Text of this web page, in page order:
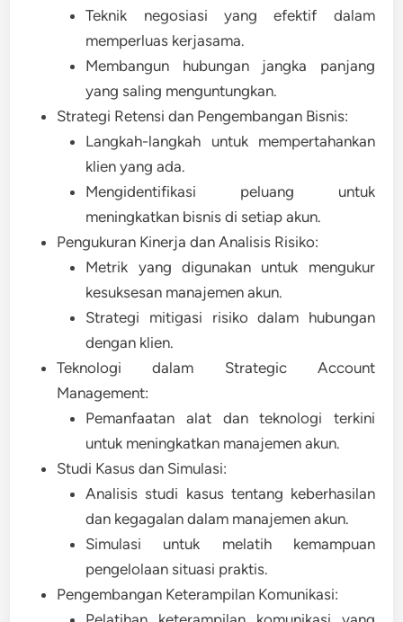
Teknik negosiasi yang efektif dalam
memperluas kerjasama.
Membangun hubungan jangka panjang
yang saling menguntungkan.
Strategi Retensi dan Pengembangan Bisnis:
Langkah-langkah untuk mempertahankan
klien yang ada.
Mengidentifikasi peluang untuk
meningkatkan bisnis di setiap akun.
Pengukuran Kinerja dan Analisis Risiko:
Metrik yang digunakan untuk mengukur
kesuksesan manajemen akun.
Strategi mitigasi risiko dalam hubungan
dengan klien.
Teknologi dalam Strategic Account
Management:
Pemanfaatan alat dan teknologi terkini
untuk meningkatkan manajemen akun.
Studi Kasus dan Simulasi:
Analisis studi kasus tentang keberhasilan
dan kegagalan dalam manajemen akun.
Simulasi untuk melatih kemampuan
pengelolaan situasi praktis.
Pengembangan Keterampilan Komunikasi: